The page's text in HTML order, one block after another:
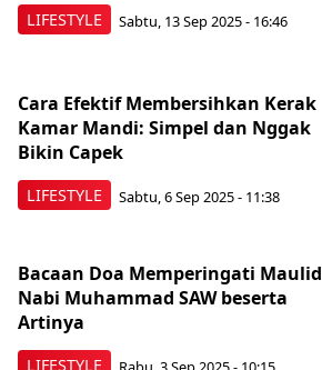
LIFESTYLE Sabtu, 13 Sep 2025 - 16:46
LIFESTYLE
Cara Efektif Membersihkan Kerak
Kamar Mandi: Simpel dan Nggak
Bikin Capek
Sabtu, 6 Sep 2025 - 11:38
LIFESTYLE
Bacaan Doa Memperingati Maulid
Nabi Muhammad SAW beserta
Artinya